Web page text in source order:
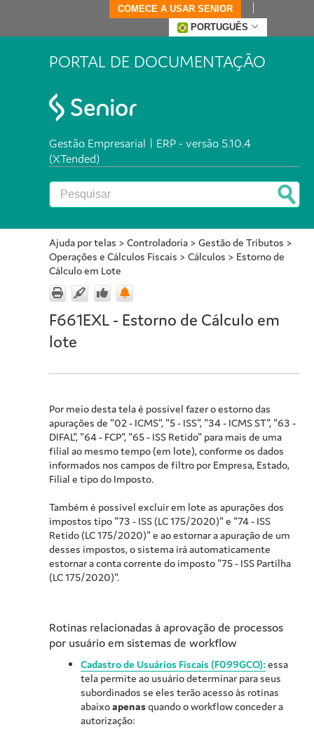
COMECE A USAR SENIOR
PORTUGUÊS
PORTAL DE DOCUMENTAÇÃO
Gestão Empresarial | ERP - versão 5.10.4
(XTended)
Ajuda por telas > Controladoria > Gestão de Tributos >
Operações e Cálculos Fiscais > Cálculos > Estorno de
Cálculo em Lote
F661EXL - Estorno de Cálculo em
lote
Por meio desta tela é possível fazer o estorno das
apurações de "02 - ICMS", "5 - ISS", "34 - ICMS ST", "63 -
DIFAL", "64 - FCP", "65 - ISS Retido" para mais de uma
filial ao mesmo tempo (em lote), conforme os dados
informados nos campos de filtro por Empresa, Estado,
Filial e tipo do Imposto.
Também é possível excluir em lote as apurações dos
impostos tipo "73 - ISS (LC 175/2020)" e "74 - ISS
Retido (LC 175/2020)" e ao estornar a apuração de um
desses impostos, o sistema irá automaticamente
estornar a conta corrente do imposto "75 - ISS Partilha
(LC 175/2020)".
Rotinas relacionadas à aprovação de processos
por usuário em sistemas de workflow
Cadastro de Usuários Fiscais (F099GCO):essa
tela permite ao usuário determinar para seus
subordinados se eles terão acesso às rotinas
abaixoapenasquando o workflow conceder a
autorização: